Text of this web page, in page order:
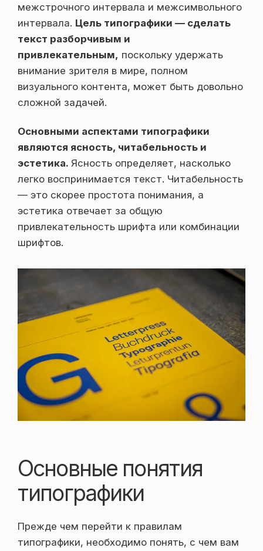
межстрочного интервала и межсимвольного
интервала. Цель типографики — сделать
текст разборчивым и
привлекательным, поскольку удержать
внимание зрителя в мире, полном
визуального контента, может быть довольно
сложной задачей.
Основными аспектами типографики
являются ясность, читабельность и
эстетика. Ясность определяет, насколько
легко воспринимается текст. Читабельность
— это скорее простота понимания, а
эстетика отвечает за общую
привлекательность шрифта или комбинации
шрифтов.
Основные понятия
типографики
Прежде чем перейти к правилам
типографики, необходимо понять, с чем вам